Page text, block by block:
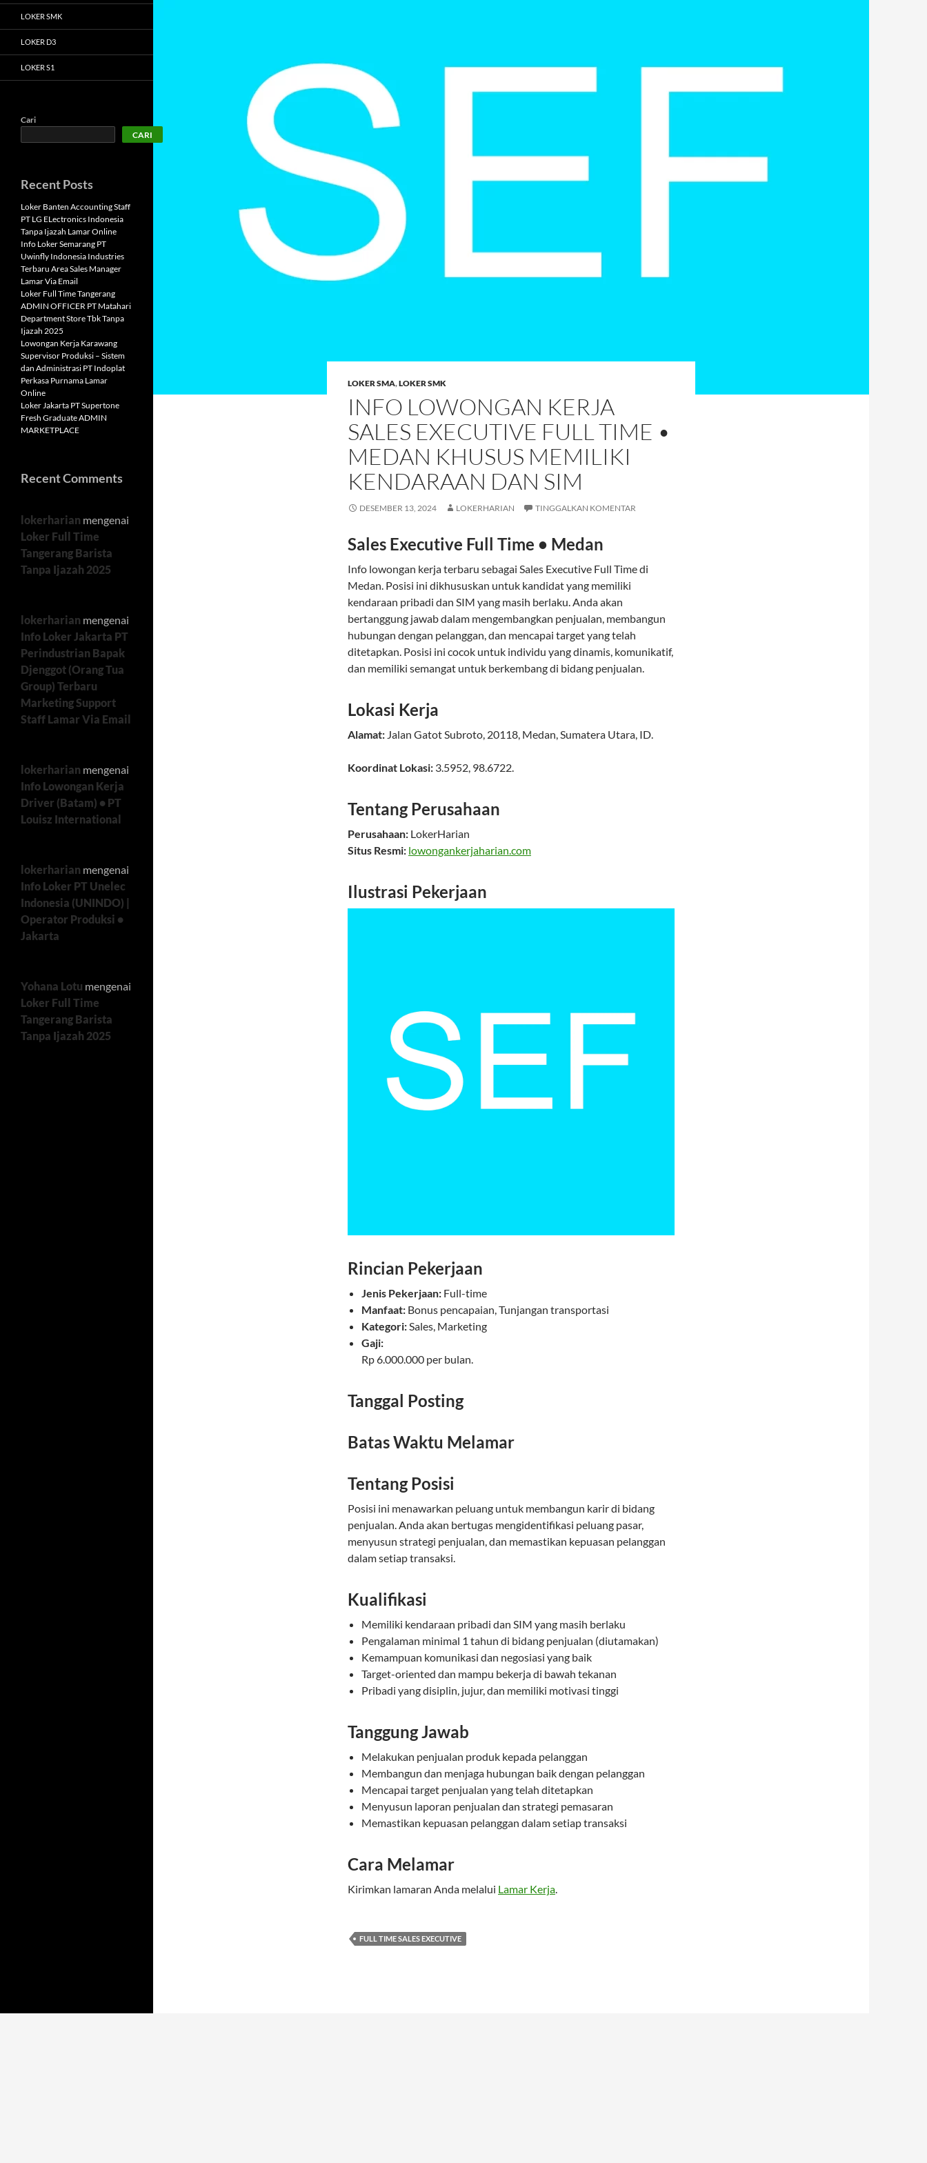
LOKER SMA,LOKER SMK
INFO LOWONGAN KERJA
SALES EXECUTIVE FULL TIME •
MEDAN KHUSUS MEMILIKI
KENDARAAN DAN SIM
DESEMBER 13, 2024 LOKERHARIAN TINGGALKAN KOMENTAR
Sales Executive Full Time • Medan
Info lowongan kerja terbaru sebagai Sales Executive Full Time di
Medan. Posisi ini dikhususkan untuk kandidat yang memiliki
kendaraan pribadi dan SIM yang masih berlaku. Anda akan
bertanggung jawab dalam mengembangkan penjualan, membangun
hubungan dengan pelanggan, dan mencapai target yang telah
ditetapkan. Posisi ini cocok untuk individu yang dinamis, komunikatif,
dan memiliki semangat untuk berkembang di bidang penjualan.
Lokasi Kerja
Alamat: Jalan Gatot Subroto, 20118, Medan,Sumatera Utara, ID.
Koordinat Lokasi: 3.5952, 98.6722.
Tentang Perusahaan
Perusahaan: LokerHarian
Situs Resmi: lowongankerjaharian.com
Ilustrasi Pekerjaan
Rincian Pekerjaan
Jenis Pekerjaan: Full-time
Manfaat: Bonus pencapaian, Tunjangan transportasi
Kategori:Sales, Marketing
Gaji:
Rp 6.000.000 per bulan.
Tanggal Posting
Batas Waktu Melamar
Tentang Posisi
Posisi ini menawarkan peluang untuk membangun karir di bidang
penjualan. Anda akan bertugas mengidentifikasi peluang pasar,
menyusun strategi penjualan, dan memastikan kepuasan pelanggan
dalam setiap transaksi.
Kualifikasi
Memiliki kendaraan pribadi dan SIM yang masih berlaku
Pengalaman minimal 1 tahun di bidang penjualan (diutamakan)
Kemampuan komunikasi dan negosiasi yang baik
Target-oriented dan mampu bekerja di bawah tekanan
Pribadi yang disiplin, jujur, dan memiliki motivasi tinggi
Tanggung Jawab
Melakukan penjualan produk kepada pelanggan
Membangun dan menjaga hubungan baik dengan pelanggan
Mencapai target penjualan yang telah ditetapkan
Menyusun laporan penjualan dan strategi pemasaran
Memastikan kepuasan pelanggan dalam setiap transaksi
Cara Melamar
Kirimkan lamaran Anda melalui Lamar Kerja.
FULL TIME SALES EXECUTIVE
LOKER SMK
LOKER D3
LOKER S1
Cari
CARI
Recent Posts
Loker Banten Accounting Staff
PT LG ELectronics Indonesia
Tanpa Ijazah Lamar Online
Info Loker Semarang PT
Uwinfly Indonesia Industries
Terbaru Area Sales Manager
Lamar Via Email
Loker Full Time Tangerang
ADMIN OFFICER PT Matahari
Department Store Tbk Tanpa
Ijazah 2025
Lowongan Kerja Karawang
Supervisor Produksi – Sistem
dan Administrasi PT Indoplat
Perkasa Purnama Lamar
Online
Loker Jakarta PT Supertone
Fresh Graduate ADMIN
MARKETPLACE
Recent Comments
lokerharian mengenai
Loker Full Time
Tangerang Barista
Tanpa Ijazah 2025
lokerharian mengenai
Info Loker Jakarta PT
Perindustrian Bapak
Djenggot (Orang Tua
Group) Terbaru
Marketing Support
Staff Lamar Via Email
lokerharian mengenai
Info Lowongan Kerja
Driver (Batam) • PT
Louisz International
lokerharian mengenai
Info Loker PT Unelec
Indonesia (UNINDO) |
Operator Produksi •
Jakarta
Yohana Lotu mengenai
Loker Full Time
Tangerang Barista
Tanpa Ijazah 2025